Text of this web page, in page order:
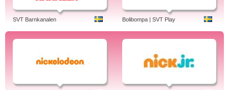
SVT Barnkanalen Bolibompa | SVT Play